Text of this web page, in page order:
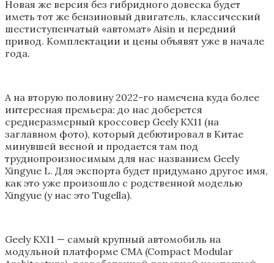
Новая же версия без гибридного довеска будет
иметь тот же бензиновый двигатель, классический
шестиступенчатый «автомат» Aisin и передний
привод. Комплектации и цены объявят уже в начале
года.
А на вторую половину 2022-го намечена куда более
интересная премьера: до нас доберется
среднеразмерный кроссовер Geely KX11 (на
заглавном фото), который дебютировал в Китае
минувшей весной и продается там под
труднопроизносимым для нас названием Geely
Xingyue L. Для экспорта будет придумано другое имя,
как это уже произошло с родственной моделью
Xingyue (у нас это Tugella).
Geely KX11 — самый крупный автомобиль на
модульной платформе CMA (Compact Modular